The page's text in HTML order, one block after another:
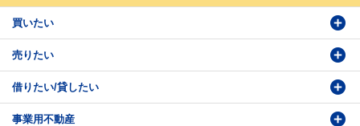
買いたい
物件検索
物件番号検索
投資・事業用検索
売りたい
価格査定依頼
売却相談
借りたい/貸したい
賃貸物件検索
事業用不動産